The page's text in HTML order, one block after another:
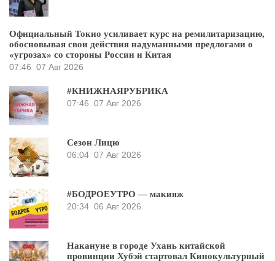
Официальный Токио усиливает курс на ремилитаризацию,
обосновывая свои действия надуманными предлогами о
«угрозах» со стороны России и Китая
07:46 07 Авг 2026
#КНИЖНАЯРУБРИКА
07:46 07 Авг 2026
Сезон Лицю
06:04 07 Авг 2026
#БОДРОЕУТРО — макияж
20:34 06 Авг 2026
Накануне в городе Ухань китайской
провинции Хубэй стартовал Кинокультурный